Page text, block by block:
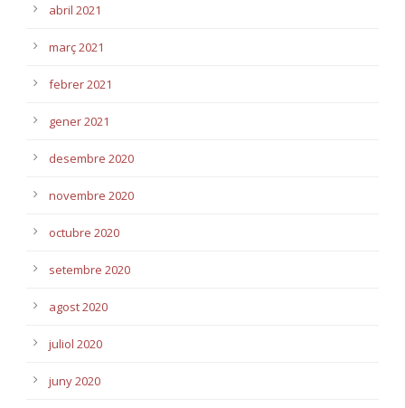
abril 2021
març 2021
febrer 2021
gener 2021
desembre 2020
novembre 2020
octubre 2020
setembre 2020
agost 2020
juliol 2020
juny 2020